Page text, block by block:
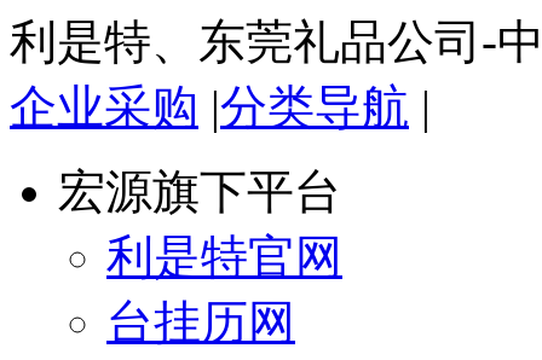
利是特、东莞礼品公司-
企业采购 |分类导航 |
宏源旗下平台
利是特官网
台挂历网